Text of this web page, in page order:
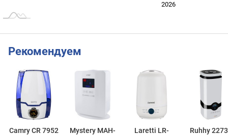
2026
Рекомендуем
Camry CR 7952
Mystery MAH-
Laretti LR-
Ruhhy